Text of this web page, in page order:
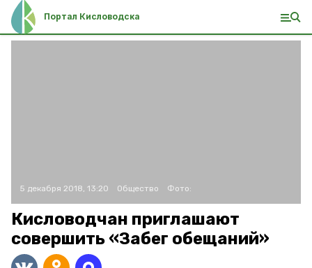
Портал Кисловодска
5 декабря 2018, 13:20 Общество Фото:
Кисловодчан приглашают
совершить «Забег обещаний»